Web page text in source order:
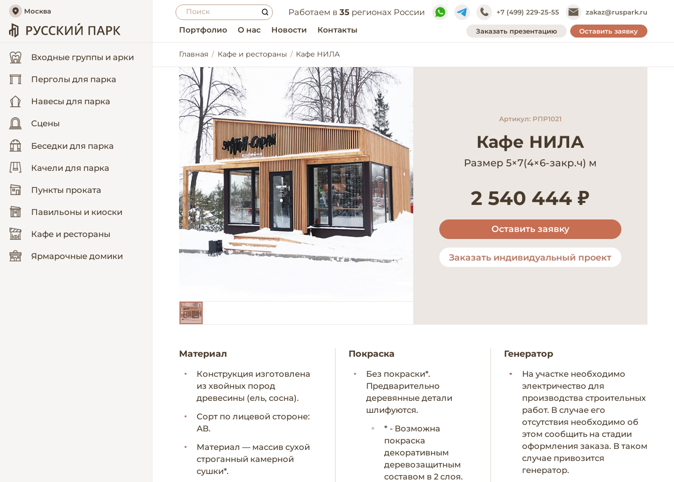
Москва
Входные группы и арки
Перголы для парка
Навесы для парка
Сцены
Беседки для парка
Качели для парка
Пункты проката
Павильоны и киоски
Кафе и рестораны
Ярмарочные домики
Работаем в35 регионах России +7 (499) 229-25-55 zakaz@ruspark.ru
Портфолио О нас Новости Контакты Заказать презентацию Оставить заявку
Главная Кафе и рестораны Кафе НИЛА
Артикул: РПР1021
Кафе НИЛА
Размер 5×7(4×6-закр.ч) м
2 540 444 ₽
Оставить заявку
Заказать индивидуальный проект
Материал
Конструкция изготовлена
из хвойных пород
древесины (ель, сосна).
Сорт по лицевой стороне:
АВ.
Материал — массив сухой
строганный камерной
сушки*.
Покраска
Без покраски*.
Предварительно
деревянные детали
шлифуются.
* - Возможна
покраска
декоративным
деревозащитным
составом в 2 слоя.
Генератор
На участке необходимо
электричество для
производства строительных
работ. В случае его
отсутствия необходимо об
этом сообщить на стадии
оформления заказа. В таком
случае привозится
генератор.